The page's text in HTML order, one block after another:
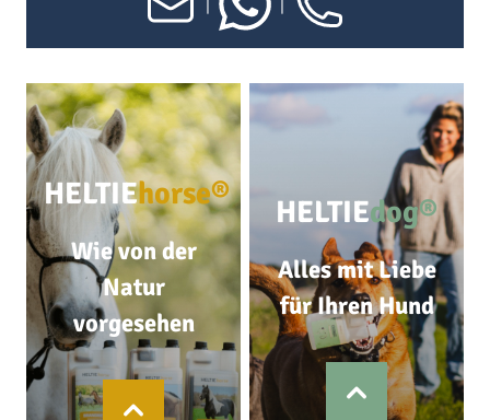
HELTIEhorse®
Wie von der
Natur
vorgesehen
HELTIEdog®
Alles mit Liebe
für Ihren Hund